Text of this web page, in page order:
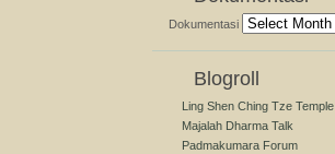
Dokumentasi
Blogroll
Ling Shen Ching Tze Temple
Majalah Dharma Talk
Padmakumara Forum